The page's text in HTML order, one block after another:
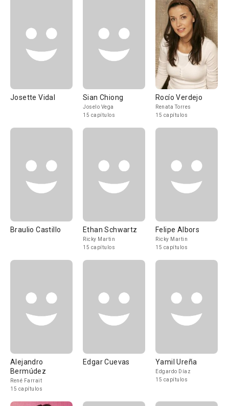
Josette Vidal Sian Chiong
Joselo Vega
15 capítulos
Rocío Verdejo
Renata Torres
15 capítulos
Braulio Castillo Ethan Schwartz
Ricky Martin
15 capítulos
Felipe Albors
Ricky Martin
15 capítulos
Alejandro
Bermúdez
René Farrait
15 capítulos
Edgar Cuevas Yamil Ureña
Edgardo Díaz
15 capítulos